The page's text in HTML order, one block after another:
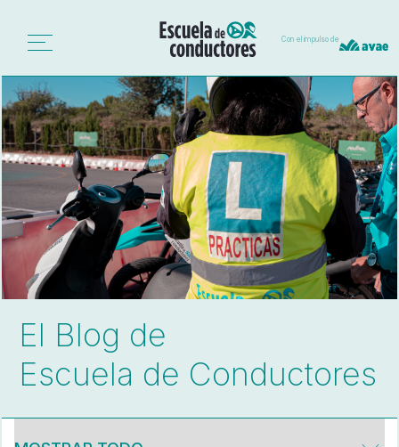
Con el impulso de
El Blog de
Escuela de Conductores